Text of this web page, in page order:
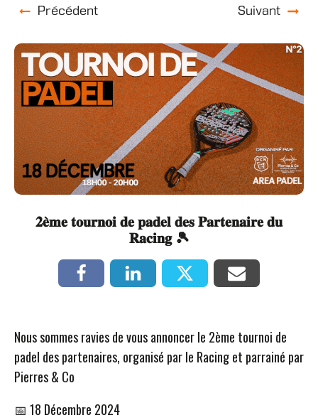
Précédent Suivant
𝟐𝐞̀𝐦𝐞 𝐭𝐨𝐮𝐫𝐧𝐨𝐢 𝐝𝐞 𝐩𝐚𝐝𝐞𝐥 𝐝𝐞𝐬 𝐏𝐚𝐫𝐭𝐞𝐧𝐚𝐢𝐫𝐞 𝐝𝐮
𝐑𝐚𝐜𝐢𝐧𝐠 🎾
Nous sommes ravies de vous annoncer le 2ème tournoi de
padel des partenaires, organisé par le Racing et parrainé par
Pierres & Co
📅 18 Décembre 2024